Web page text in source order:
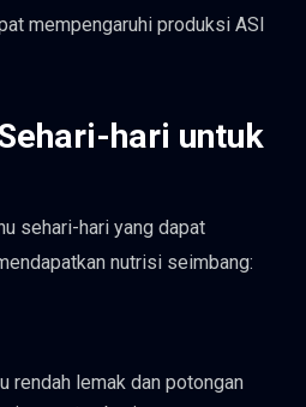
mempengaruhi produksi ASI
hari untuk
sehari-hari yang dapat
nutrisi seimbang:
rendah lemak dan potongan